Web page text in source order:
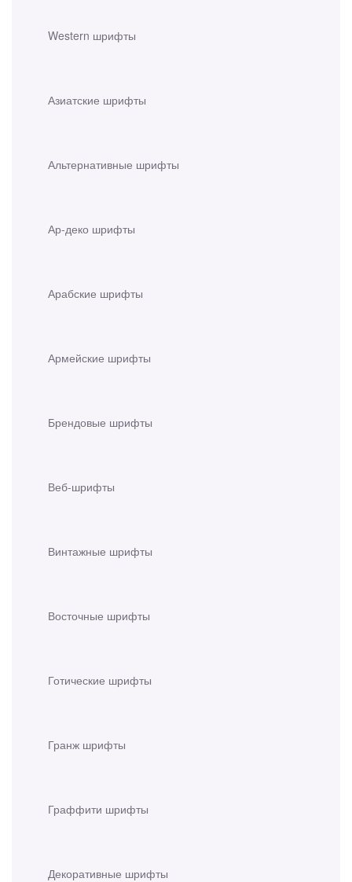
Western шрифты
Азиатские шрифты
Альтернативные шрифты
Ар-деко шрифты
Арабские шрифты
Армейские шрифты
Брендовые шрифты
Веб-шрифты
Винтажные шрифты
Восточные шрифты
Готические шрифты
Гранж шрифты
Граффити шрифты
Декоративные шрифты